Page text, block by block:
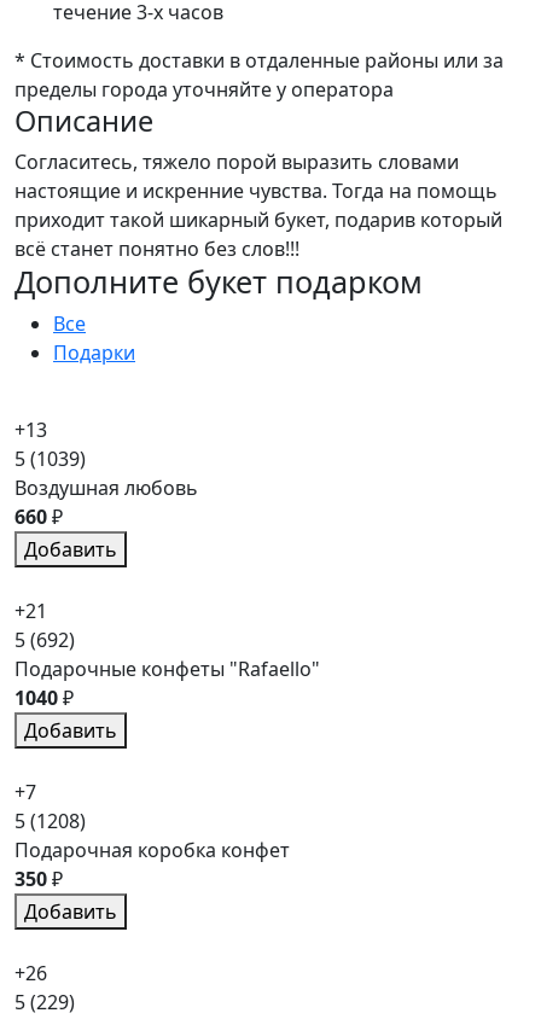
течение 3-х часов
* Стоимость доставки в отдаленные районы или за
пределы города уточняйте у оператора
Описание
Согласитесь, тяжело порой выразить словами
настоящие и искренние чувства. Тогда на помощь
приходит такой шикарный букет, подарив который
всё станет понятно без слов!!!
Дополните букет подарком
Все
Подарки
+13
5(1039)
Воздушная любовь
660₽
Добавить
+21
5(692)
Подарочные конфеты "Rafaello"
1040₽
Добавить
+7
5(1208)
Подарочная коробка конфет
350₽
Добавить
+26
5(229)